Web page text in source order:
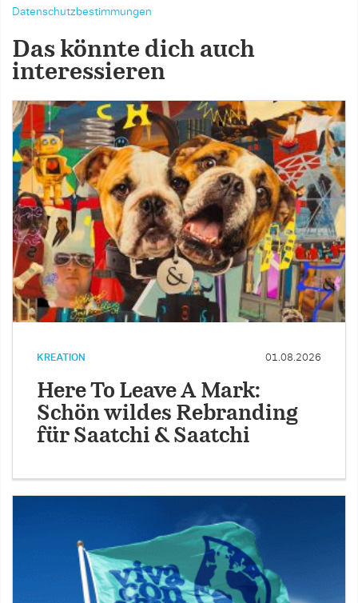
Datenschutzbestimmungen
Das könnte dich auch
interessieren
KREATION 01.08.2026
Here To Leave A Mark:
Schön wildes Rebranding
für Saatchi & Saatchi